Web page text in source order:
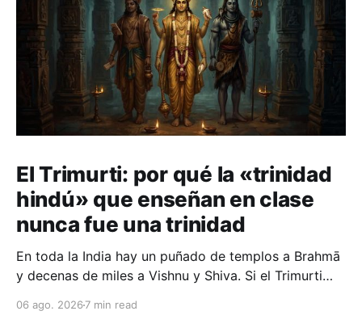
El Trimurti: por qué la «trinidad
hindú» que enseñan en clase
nunca fue una trinidad
En toda la India hay un puñado de templos a Brahmā
y decenas de miles a Vishnu y Shiva. Si el Trimurti
tercio le habría faltado construir su parte.
06 ago. 2026 7 min read